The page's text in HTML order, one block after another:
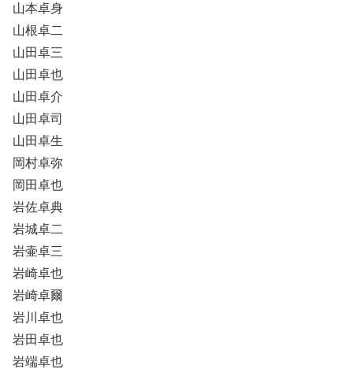
山本卓身
山根卓二
山田卓三
山田卓也
山田卓介
山田卓司
山田卓生
岡村卓弥
岡田卓也
岩佐卓典
岩城卓二
岩壷卓三
岩崎卓也
岩崎卓爾
岩川卓也
岩田卓也
岩端卓也